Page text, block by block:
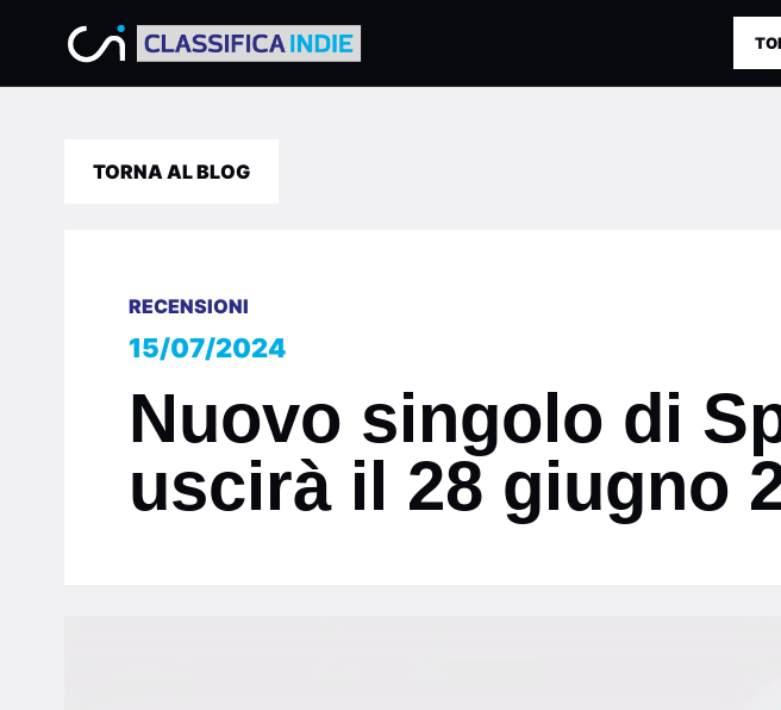
TORNA AL BLOG
RECENSIONI
15/07/2024
Nuovo singolo di
uscirà il 28 giugno